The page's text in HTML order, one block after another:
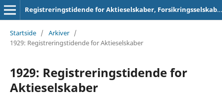
Registreringstidende for Aktieselskaber, Forsikringsselskaber og Foreninger
Startside / Arkiver /
1929: Registreringstidende for Aktieselskaber
1929: Registreringstidende for
Aktieselskaber